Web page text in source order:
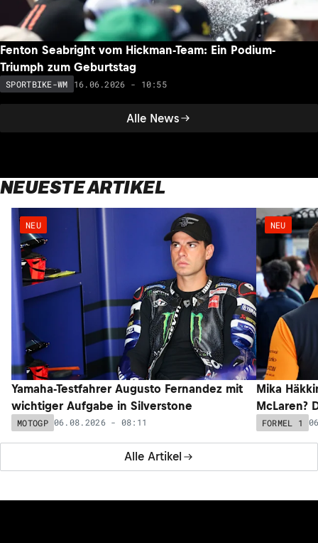
Alle News
Fenton Seabright vom Hickman-Team: Ein Podium-
Triumph zum Geburtstag
SPORTBIKE-WM 16.06.2026 - 10:55
NEUESTE ARTIKEL
Alle Artikel
NEU
Yamaha-Testfahrer Augusto Fernandez mit
wichtiger Aufgabe in Silverstone
MOTOGP 06.08.2026 - 08:11
NEU
Mika
McLaren?
FORMEL 1